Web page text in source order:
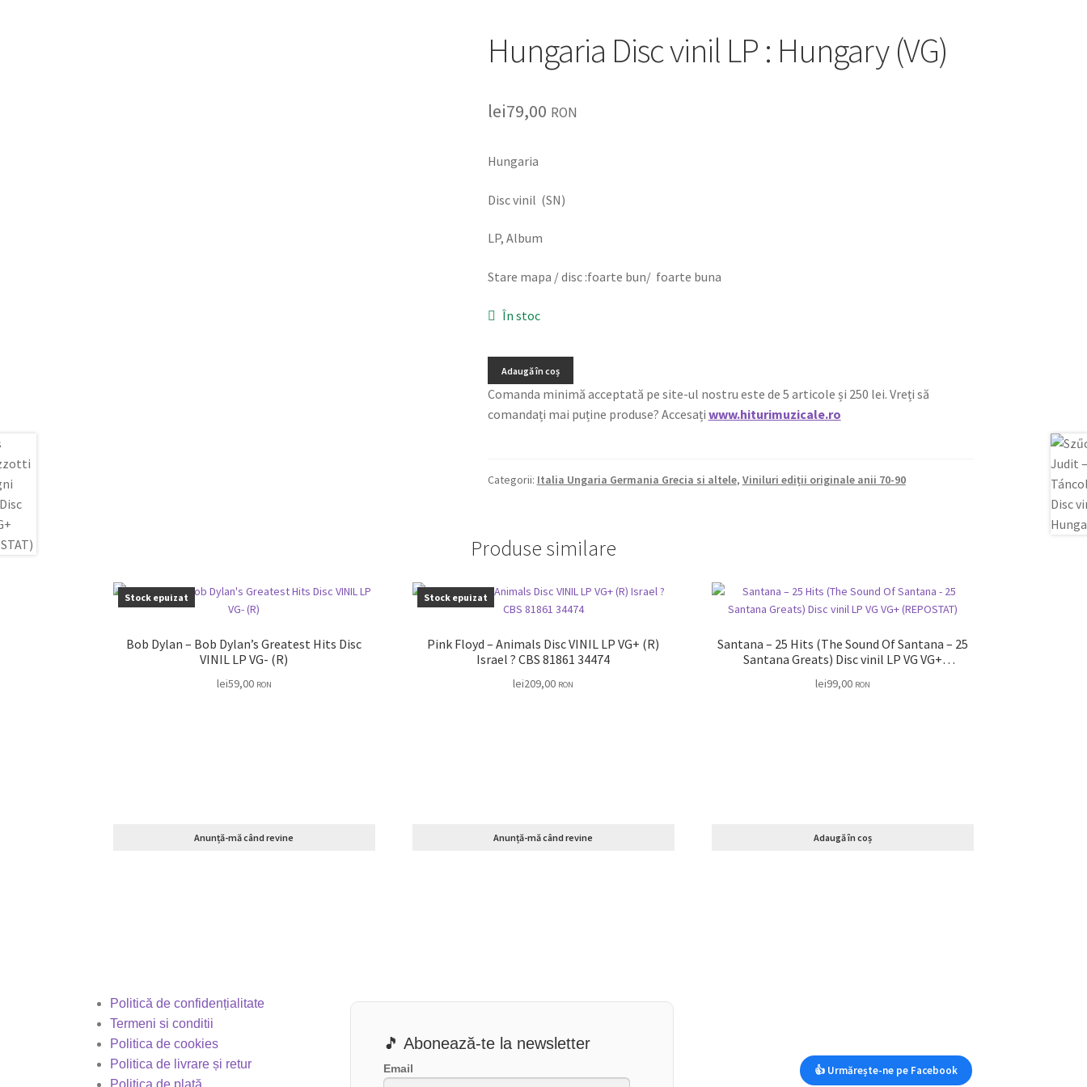
Hungaria Disc vinil LP : Hungary (VG)
lei79,00 RON
Hungaria
Disc vinil (SN)
LP, Album
Stare mapa / disc :foarte bun/ foarte buna
În stoc
Adaugă în coș
Comanda minimă acceptată pe site-ul nostru este de 5 articole și 250 lei. Vreți să
comandați mai puține produse? Accesați www.hiturimuzicale.ro
Categorii: Italia Ungaria Germania Grecia si altele, Viniluri ediții originale anii 70-90
Produse similare
Stock epuizat
Bob Dylan – Bob Dylan’s Greatest Hits Disc
VINIL LP VG- (R)
lei59,00 RON
Anunță-mă când revine
Stock epuizat
Pink Floyd – Animals Disc VINIL LP VG+ (R)
Israel ? CBS 81861 34474
lei209,00 RON
Anunță-mă când revine
Santana – 25 Hits (The Sound Of Santana – 25
Santana Greats) Disc vinil LP VG VG+
lei99,00 RON
Adaugă în coș
Politică de confidențialitate
Termeni si conditii
Politica de cookies
Politica de livrare și retur
🎵 Abonează-te la newsletter
Email 👍 Urmărește-ne pe Facebook